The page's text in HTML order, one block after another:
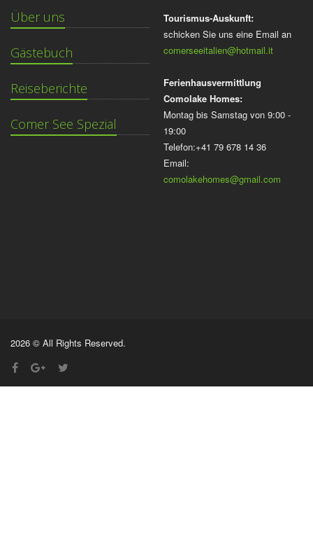
Über uns
Gästebuch
Reiseberichte
Comer See Spezial
Tourismus-Auskunft:
schicken Sie uns eine Email an
comerseeitalien@hotmail.it
Ferienhausvermittlung
Comolake Homes:
Montag bis Samstag von 9:00 -
19:00
Telefon:+41 79 678 14 36
Email:
comolakehomes@gmail.com
2026 © All Rights Reserved.